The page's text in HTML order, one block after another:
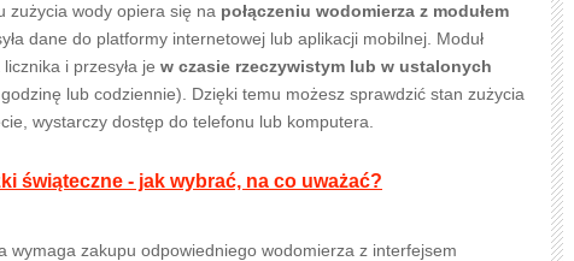
zużycia wody opiera się na połączeniu wodomierza z modułem
dane do platformy internetowej lub aplikacji mobilnej. Moduł
i przesyła je w czasie rzeczywistym lub w ustalonych
godzinę lub codziennie). Dzięki temu możesz sprawdzić stan zużycia
wystarczy dostęp do telefonu lub komputera.
świąteczne - jak wybrać, na co uważać?
wymaga zakupu odpowiedniego wodomierza z interfejsem